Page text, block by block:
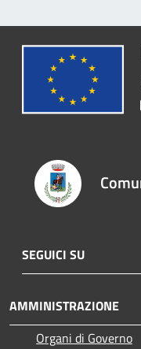
SEGUICI SU
AMMINISTRAZIONE
Organi di Governo